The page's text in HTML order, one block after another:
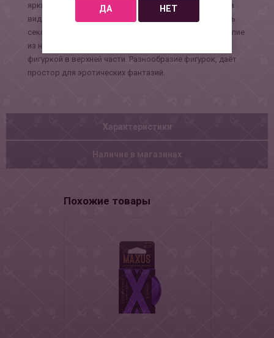
яркий латексный сувенир. Эта оригинальная вещица, в
виде различных фигурок, также может разнообразить
сексуальные игры. Сувенир представляет собой изделие
из натурального латекса, с красочной, забавной
фигуркой в верхней части. Разнообразие фигурок, даёт
простор для эротических фантазий.
Характеристики
Наличие в магазинах
Похожие товары
ДА НЕТ